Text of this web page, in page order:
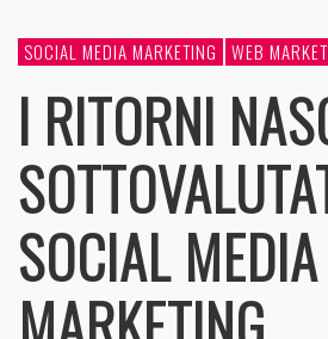
SOCIAL MEDIA MARKETING WEB
I RITORNI
SOCIAL MEDIA